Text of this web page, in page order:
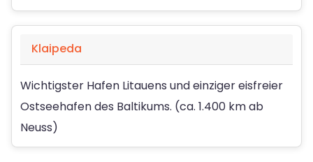
Klaipeda
Wichtigster Hafen Litauens und einziger eisfreier
Ostseehafen des Baltikums. (ca. 1.400 km ab
Neuss)